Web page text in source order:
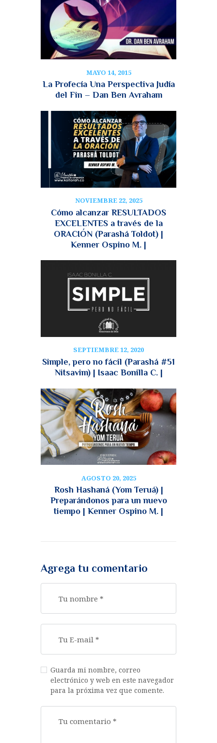
MAYO 14, 2015
La Profecía Una Perspectiva Judía
del Fin – Dan Ben Avraham
NOVIEMBRE 22, 2025
Cómo alcanzar RESULTADOS
EXCELENTES a través de la
ORACIÓN (Parashá Toldot) |
Kenner Ospino M. |
SEPTIEMBRE 12, 2020
Simple, pero no fácil (Parashá #51
Nitsavim) | Isaac Bonilla C. |
AGOSTO 20, 2025
Rosh Hashaná (Yom Teruá) |
Preparándonos para un nuevo
tiempo | Kenner Ospino M. |
Agrega tu comentario
Guarda mi nombre, correo
electrónico y web en este navegador
para la próxima vez que comente.